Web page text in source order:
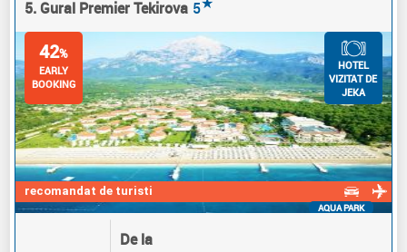
5. Gural Premier Tekirova 5
recomandat de turisti
42%
EARLY
BOOKING
HOTEL
VIZITAT DE
JEKA
AQUA PARK
De la